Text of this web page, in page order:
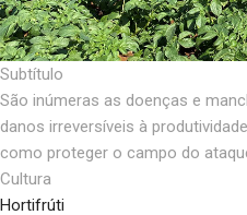
Subtítulo
São inúmeras as doenças e
danos irreversíveis à
como proteger o campo do
Cultura
Hortifrúti